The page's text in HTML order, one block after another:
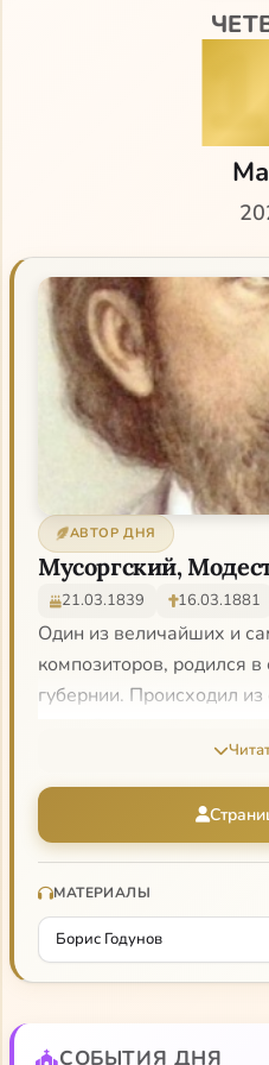
АВТОР ДНЯ
Мусоргский,
21.03.1839 16.03.1881
Один из величайших и
композиторов, родился
губернии. Происходил из
в атмосфере
Первым педагогом
его мать — Юлия
(Чирикова). Под ее
большие успехи в игре
семилетнем возрасте
исполнял небольшие
МАТЕРИАЛЫ
Борис Годунов
СОБЫТИЯ ДНЯ